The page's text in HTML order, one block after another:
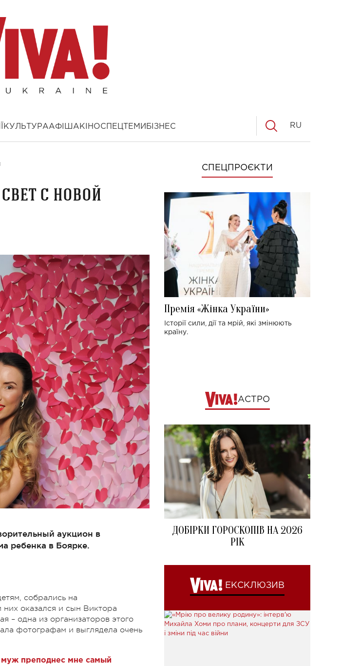
КУЛЬТУРААФІША КІНОСПЕЦТЕМИ БІЗНЕС RU
с новой
аукцион в
ребенка в Боярке.
собрались на
оказался и сын Виктора
– одна из организаторов этого
фотографам и выглядела очень
преподнес мне самый
СПЕЦПРОЄКТИ
Премія «Жінка України»
Історії сили, дії та мрій, які змінюють
країну.
АСТРО
ДОБІРКИ ГОРОСКОПІВ НА 2026
РІК
ЕКСКЛЮЗИВ